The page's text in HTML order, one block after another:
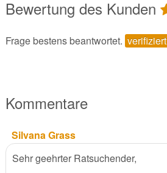
Bewertung des Kunden
Frage bestens beantwortet. verifiziert
Kommentare
Silvana Grass
Sehr geehrter Ratsuchender,